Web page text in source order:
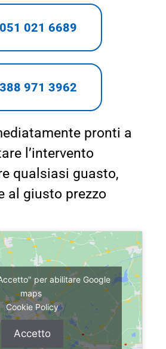
051 021 6689
388 971 3962
pronti a
l’intervento
qualsiasi guasto,
al giusto prezzo
per abilitare Google
maps
Cookie Policy
Accetto